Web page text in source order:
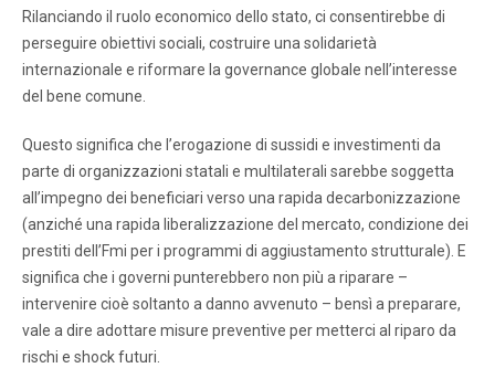
Rilanciando il ruolo economico dello stato, ci consentirebbe di
perseguire obiettivi sociali, costruire una solidarietà
internazionale e riformare la governance globale nell’interesse
del bene comune.
Questo significa che l’erogazione di sussidi e investimenti da
parte di organizzazioni statali e multilaterali sarebbe soggetta
all’impegno dei beneficiari verso una rapida decarbonizzazione
(anziché una rapida liberalizzazione del mercato, condizione dei
prestiti dell’Fmi per i programmi di aggiustamento strutturale). E
significa che i governi punterebbero non più a riparare –
intervenire cioè soltanto a danno avvenuto – bensì a preparare,
vale a dire adottare misure preventive per metterci al riparo da
rischi e shock futuri.